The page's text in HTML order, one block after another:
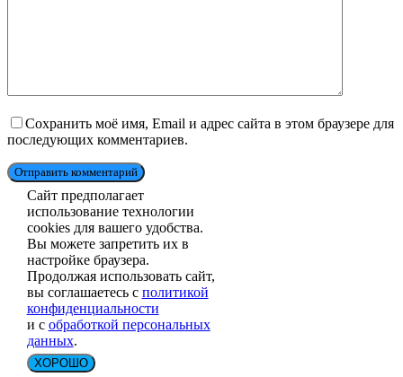
Сохранить моё имя, Email и адрес сайта в этом браузере для
последующих комментариев.
Отправить комментарий
Сайт предполагает
использование технологии
cookies для вашего удобства.
Вы можете запретить их в
настройке браузера.
Продолжая использовать сайт,
вы соглашаетесь с политикой
конфиденциальности
и с обработкой персональных
данных.
ХОРОШО